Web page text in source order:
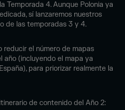
Temporada 4. Aunque Polonia ya
sí lanzaremos nuestros
de las temporadas 3 y 4.
reducir el número de mapas
año (incluyendo el mapa ya
para priorizar realmente la
de contenido del Año 2: